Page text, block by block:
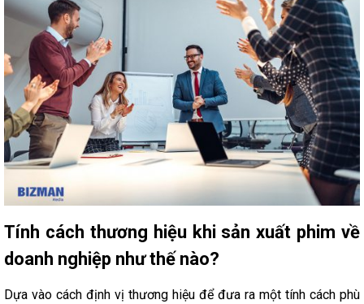
Tính cách thương hiệu khi sản xuất phim về
doanh nghiệp như thế nào?
Dựa vào cách định vị thương hiệu để đưa ra một tính cách phù